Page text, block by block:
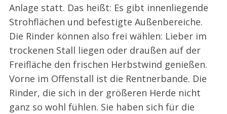
Anlage statt. Das heißt: Es gibt innenliegende
Strohflächen und befestigte Außenbereiche.
Die Rinder können also frei wählen: Lieber im
trockenen Stall liegen oder draußen auf der
Freifläche den frischen Herbstwind genießen.
Vorne im Offenstall ist die Rentnerbande. Die
Rinder, die sich in der größeren Herde nicht
ganz so wohl fühlen. Sie haben sich für die